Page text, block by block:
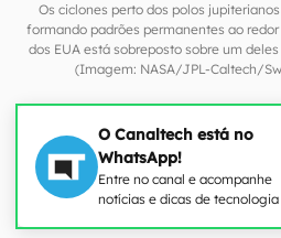
Os ciclones perto dos polos
formando padrões permanentes ao
dos EUA está sobreposto sobre um
(Imagem: NASA/JPL-Caltech/
O Canaltech está no
WhatsApp!
Entre no canal e acompanhe
notícias e dicas de tecnologia